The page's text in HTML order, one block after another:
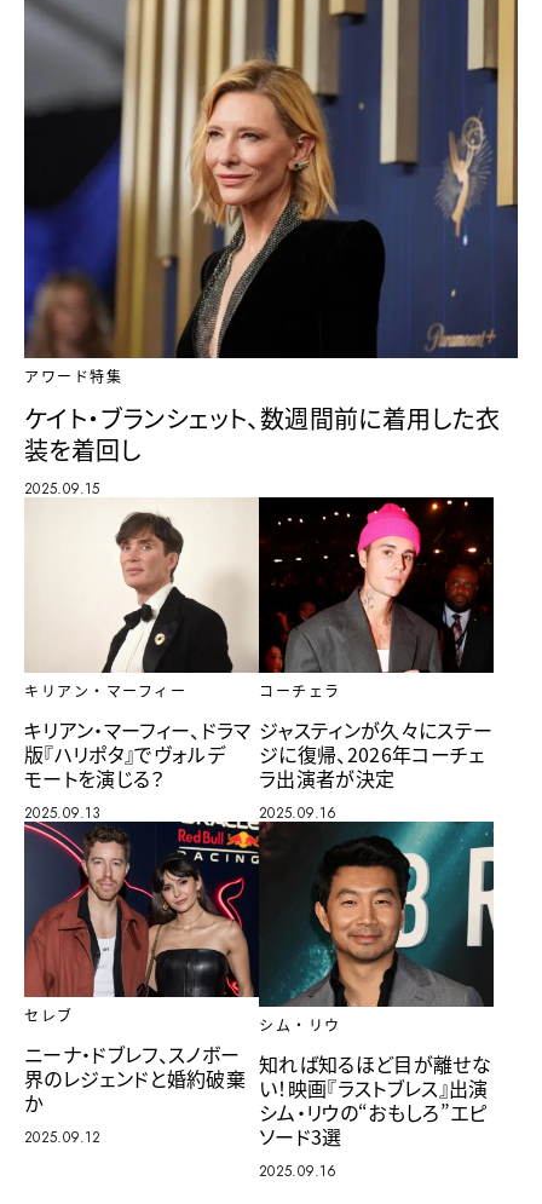
アワード特集
ケイト・ブランシェット、数週間前に着用した衣
装を着回し
2025.09.15
キリアン・マーフィー
キリアン・マーフィー、ドラマ
版『ハリポタ』でヴォルデ
モートを演じる？
2025.09.13
コーチェラ
ジャスティンが久々にステー
ジに復帰、2026年コーチェ
ラ出演者が決定
2025.09.16
セレブ
ニーナ・ドブレフ、スノボー
界のレジェンドと婚約破棄
か
2025.09.12
シム・リウ
知れば知るほど目が離せな
い！映画『ラストブレス』出演
シム・リウの“おもしろ”エピ
ソード3選
2025.09.16